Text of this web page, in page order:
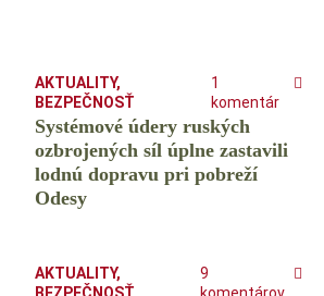
AKTUALITY,
BEZPEČNOSŤ
1
komentár
Systémové údery ruských
ozbrojených síl úplne zastavili
lodnú dopravu pri pobreží
Odesy
AKTUALITY,
9